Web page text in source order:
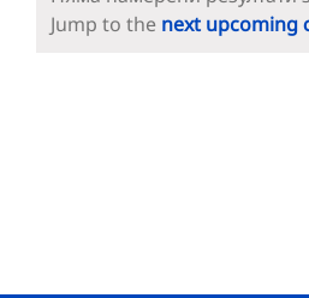
Notice
Jump to the next upcoming